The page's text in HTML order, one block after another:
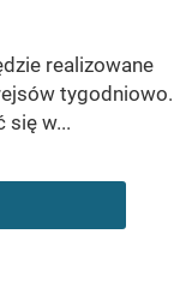
realizowane
tygodniowo.
się w...